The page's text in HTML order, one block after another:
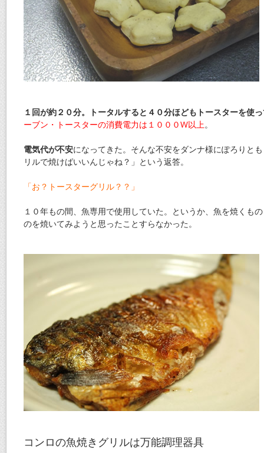
１回が約２０分。トータルすると４０分ほどもトースターを使
ーブン・トースターの消費電力は１０００W以上。
電気代が不安になってきた。そんな不安をダンナ様にぽろりと
リルで焼けばいいんじゃね？」という返答。
「お？トースターグリル？？」
１０年もの間、魚専用で使用していた。というか、魚を焼くも
のを焼いてみようと思ったことすらなかった。
コンロの魚焼きグリルは万能調理器具